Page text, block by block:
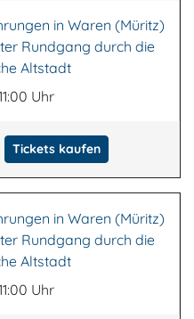
in Waren (Müritz)
Rundgang durch die
Altstadt
Uhr
Tickets kaufen
in Waren (Müritz)
Rundgang durch die
Altstadt
Uhr